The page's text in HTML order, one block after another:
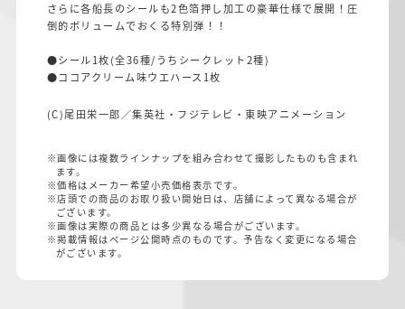
さらに各船長のシールも2色箔押し加工の豪華仕様で展開！圧
倒的ボリュームでおくる特別弾！！
●シール1枚(全36種/うちシークレット2種)
●ココアクリーム味ウエハース1枚
(C)尾田栄一郎／集英社・フジテレビ・東映アニメーション
※画像には複数ラインナップを組み合わせて撮影したものも含まれ
ます。
※価格はメーカー希望小売価格表示です。
※店頭での商品のお取り扱い開始日は、店舗によって異なる場合が
ございます。
※画像は実際の商品とは多少異なる場合がございます。
※掲載情報はページ公開時点のものです。予告なく変更になる場合
がございます。